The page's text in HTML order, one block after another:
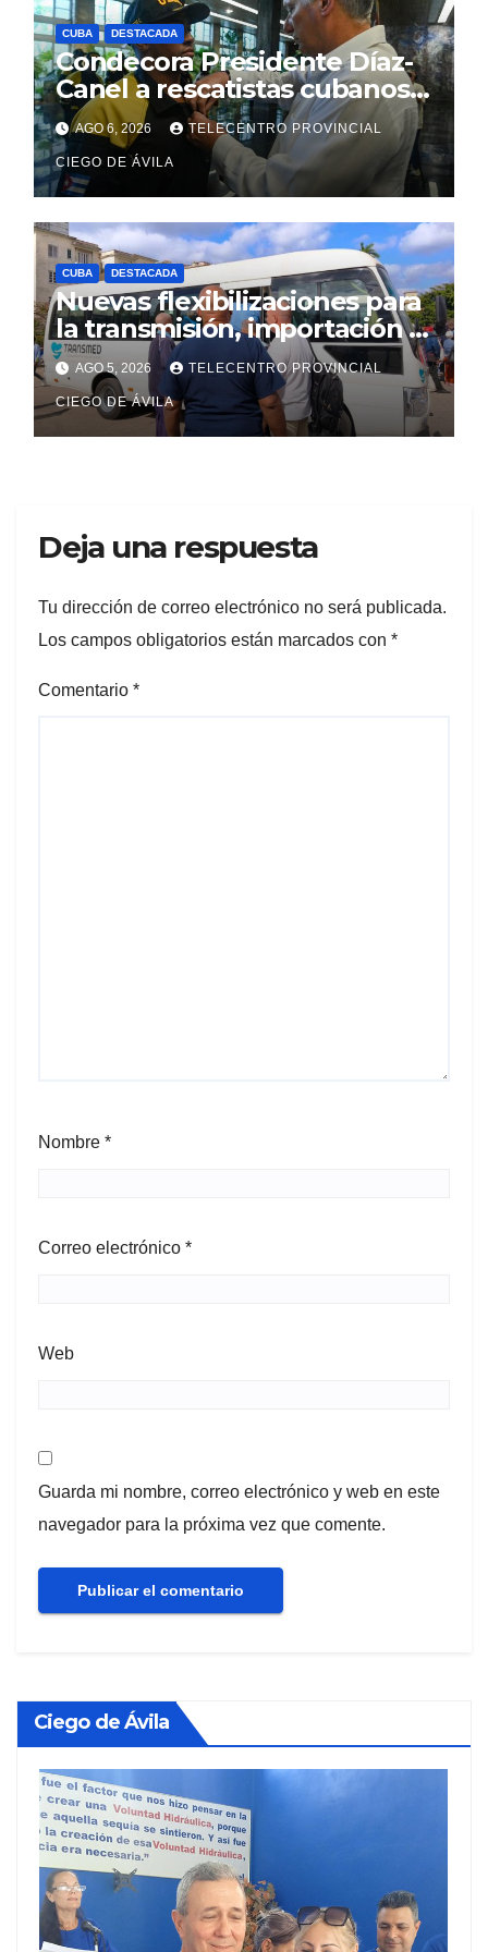
CUBA DESTACADA
Condecora Presidente Díaz-
Canel a rescatistas cubanos
que ayudaron en Venezuela
AGO 6, 2026 TELECENTRO PROVINCIAL
CIEGO DE ÁVILA
CUBA DESTACADA
Nuevas flexibilizaciones para
la transmisión, importación y
comercialización de
vehículos en Cuba
AGO 5, 2026 TELECENTRO PROVINCIAL
CIEGO DE ÁVILA
Deja una respuesta
Tu dirección de correo electrónico no será publicada.
Los campos obligatorios están marcados con *
Comentario *
Nombre *
Correo electrónico *
Web
Guarda mi nombre, correo electrónico y web en este
navegador para la próxima vez que comente.
Ciego de Ávila